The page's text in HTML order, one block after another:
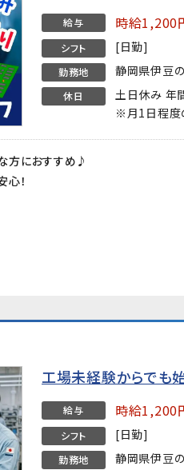
給与 時給1,200
シフト [日勤]
勤務地 静岡県伊豆
休日
土日休み 年
※月1日程度
方におすすめ♪
！
工場未経験からでも
給与 時給1,200
シフト [日勤]
勤務地 静岡県伊豆